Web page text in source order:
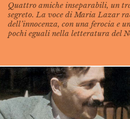
Quattro amiche inseparabili, un
segreto. La voce di Maria Lazar
dell’innocenza, con una ferocia e
pochi eguali nella letteratura del